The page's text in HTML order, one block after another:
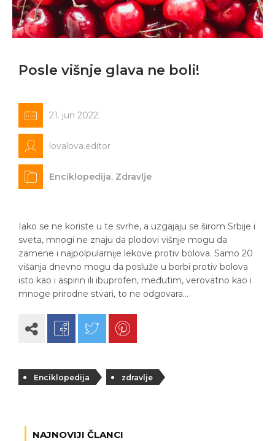
Posle višnje glava ne boli!
21. jun 2022.
lovalova.editor
Enciklopedija, Zdravlje
Iako se ne koriste u te svrhe, a uzgajaju se širom Srbije i
sveta, mnogi ne znaju da plodovi višnje mogu da
zamene i najpolpularnije lekove protiv bolova. Samo 20
višanja dnevno mogu da posluže u borbi protiv bolova
isto kao i aspirin ili ibuprofen, međutim, verovatno kao i
mnoge prirodne stvari, to ne odgovara…
Enciklopedija zdravlje
NAJNOVIJI ČLANCI